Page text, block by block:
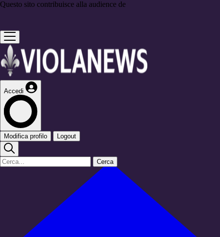
Questo sito contribuisce alla audience de
Accedi
Modifica profilo Logout
Cerca